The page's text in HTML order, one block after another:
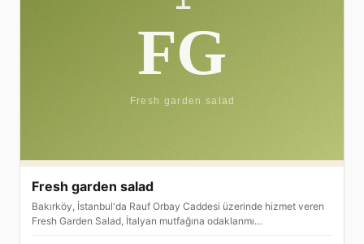
Fresh garden salad
Bakırköy, İstanbul'da Rauf Orbay Caddesi üzerinde hizmet veren
Fresh Garden Salad, İtalyan mutfağına odaklanmı…